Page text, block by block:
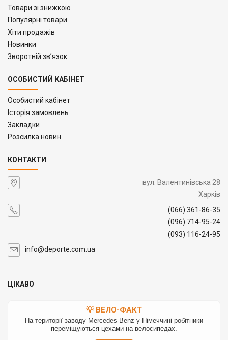
Товари зі знижкою
Популярні товари
Хіти продажів
Новинки
Зворотній зв’язок
ОСОБИСТИЙ КАБІНЕТ
Особистий кабінет
Історія замовлень
Закладки
Розсилка новин
КОНТАКТИ
вул. Валентинівська 28
Харків
(066) 361-86-35
(096) 714-95-24
(093) 116-24-95
info@deporte.com.ua
ЦІКАВО
💡 ВЕЛО-ФАКТ
На території заводу Mercedes-Benz у Німеччині робітники
переміщуються цехами на велосипедах.